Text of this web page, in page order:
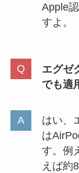
Apple
すよ。
エグゼ
でも適
はい、
は
す。例
えば約